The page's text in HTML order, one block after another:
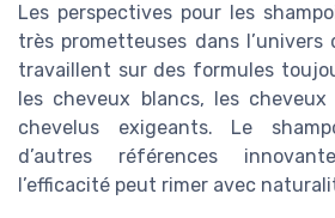
Les perspectives pour les
très prometteuses dans l’univers
travaillent sur des formules
les cheveux blancs, les
chevelus exigeants. Le
d’autres références
l’efficacité peut rimer avec